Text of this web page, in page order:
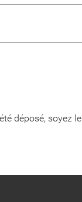
déposé, soyez